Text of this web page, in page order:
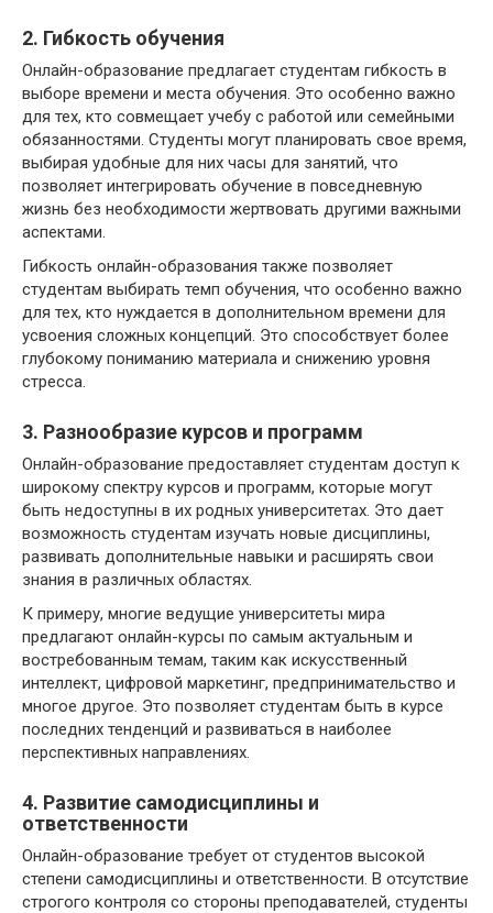
2. Гибкость обучения
Онлайн-образование предлагает студентам гибкость в
выборе времени и места обучения. Это особенно важно
для тех, кто совмещает учебу с работой или семейными
обязанностями. Студенты могут планировать свое время,
выбирая удобные для них часы для занятий, что
позволяет интегрировать обучение в повседневную
жизнь без необходимости жертвовать другими важными
аспектами.
Гибкость онлайн-образования также позволяет
студентам выбирать темп обучения, что особенно важно
для тех, кто нуждается в дополнительном времени для
усвоения сложных концепций. Это способствует более
глубокому пониманию материала и снижению уровня
стресса.
3. Разнообразие курсов и программ
Онлайн-образование предоставляет студентам доступ к
широкому спектру курсов и программ, которые могут
быть недоступны в их родных университетах. Это дает
возможность студентам изучать новые дисциплины,
развивать дополнительные навыки и расширять свои
знания в различных областях.
К примеру, многие ведущие университеты мира
предлагают онлайн-курсы по самым актуальным и
востребованным темам, таким как искусственный
интеллект, цифровой маркетинг, предпринимательство и
многое другое. Это позволяет студентам быть в курсе
последних тенденций и развиваться в наиболее
перспективных направлениях.
4. Развитие самодисциплины и
ответственности
Онлайн-образование требует от студентов высокой
степени самодисциплины и ответственности. В отсутствие
строгого контроля со стороны преподавателей, студенты